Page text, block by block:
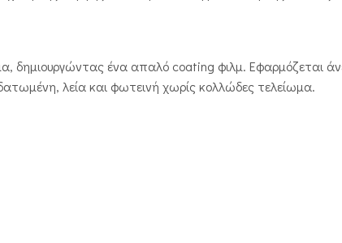
δημιουργώντας ένα απαλό coating φιλμ. Εφαρμόζεται
λεία και φωτεινή χωρίς κολλώδες τελείωμα.